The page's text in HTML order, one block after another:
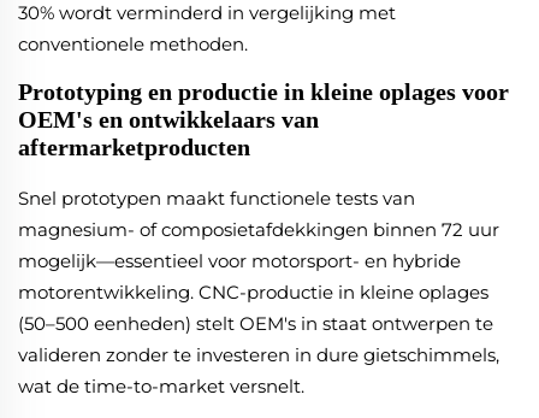
30% wordt verminderd in vergelijking met
conventionele methoden.
Prototyping en productie in kleine oplages voor
OEM's en ontwikkelaars van
aftermarketproducten
Snel prototypen maakt functionele tests van
magnesium- of composietafdekkingen binnen 72 uur
mogelijk—essentieel voor motorsport- en hybride
motorentwikkeling. CNC-productie in kleine oplages
(50–500 eenheden) stelt OEM's in staat ontwerpen te
valideren zonder te investeren in dure gietschimmels,
wat de time-to-market versnelt.